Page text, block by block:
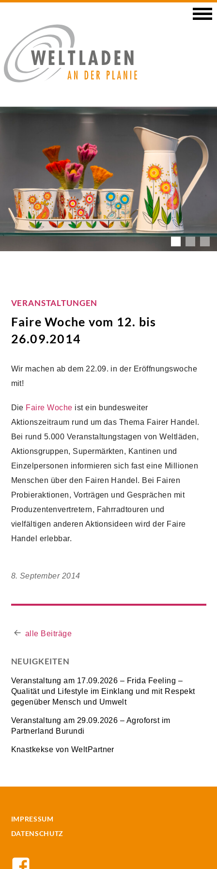
VERANSTALTUNGEN
Faire Woche vom 12. bis
26.09.2014
Wir machen ab dem 22.09. in der Eröffnungswoche
mit!
Die Faire Woche ist ein bundesweiter
Aktionszeitraum rund um das Thema Fairer Handel.
Bei rund 5.000 Veranstaltungstagen von Weltläden,
Aktionsgruppen, Supermärkten, Kantinen und
Einzelpersonen informieren sich fast eine Millionen
Menschen über den Fairen Handel. Bei Fairen
Probieraktionen, Vorträgen und Gesprächen mit
Produzentenvertretern, Fahrradtouren und
vielfältigen anderen Aktionsideen wird der Faire
Handel erlebbar.
8. September 2014
alle Beiträge
NEUIGKEITEN
Veranstaltung am 17.09.2026 – Frida Feeling –
Qualität und Lifestyle im Einklang und mit Respekt
gegenüber Mensch und Umwelt
Veranstaltung am 29.09.2026 – Agroforst im
Partnerland Burundi
Knastkekse von WeltPartner
IMPRESSUM
DATENSCHUTZ